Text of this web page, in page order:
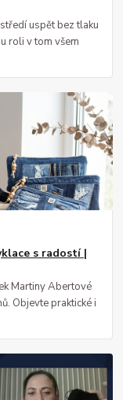
uspět bez tlaku
roli v tom všem
s radostí |
Martiny Abertové
Objevte praktické i